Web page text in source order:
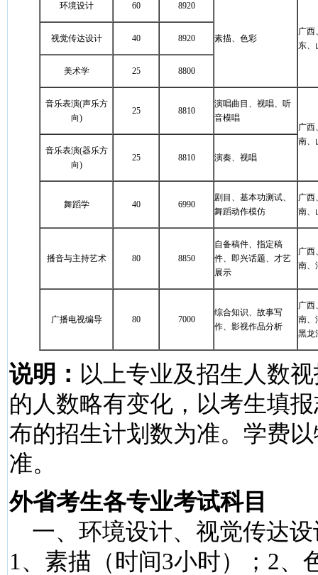
环境设计 60 8920
素描、色彩
广西
东、
视觉传达设计 40 8920
美术学 25 8800
音乐表演(声乐方
向)
25 8810
演唱曲目、视唱、听
音模唱
广西
南、
音乐表演(器乐方
向)
25 8810 演奏、视唱
舞蹈学 40 6990
剧目、基本功测试、
舞蹈动作模仿
广西
南、
播音与主持艺术 80 8850
自备稿件、指定稿
件、即兴话题、才艺
展示
广西
南、
广播电视编导 80 7000
综合知识、故事写
作、影视作品分析
广西
南、
黑龙
说明： 以上专业及招生人数
的人数略有变化，以考生填
布的招生计划数为准。学费
准。
外省考生各专业考试科目
一、环境设计、视觉传达设
1、素描（时间3小时）；2、